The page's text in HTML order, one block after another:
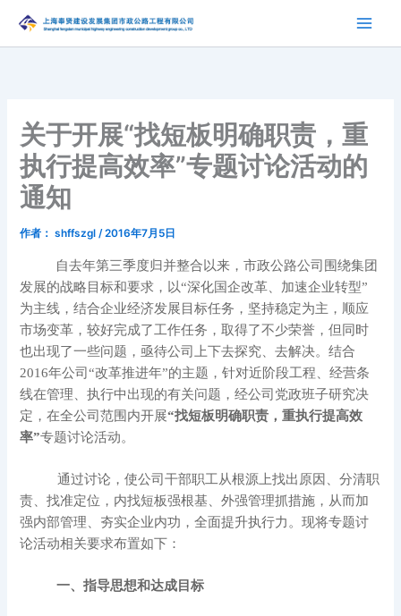
内
关于开展“找短板明确职责，重
执行提高效率”专题讨论活动的
通知
作者： shffszgl/2016年7月5日
自去年第三季度归并整合以来，市政公路公司围绕集团
发展的战略目标和要求，以“深化国企改革、加速企业转型”
为主线，结合企业经济发展目标任务，坚持稳定为主，顺应
市场变革，较好完成了工作任务，取得了不少荣誉 ，但同时
也出现了一些问题，亟待公司上下去探究、去解决。结合
2016年公司“改革推进年”的主题，针对近阶段工程、经营条
线在管理、执行中出现的有关问题，经公司党政班子研究决
定，在全公司范围内开展“找短板明确职责，重执行提高效
率”专题讨论活动。
通过讨论，使公司干部职工从根源上找出原因、分清职
责、找准定位，内找短板强根基、外强管理抓措施，从而加
强内部管理、夯实企业内功，全面提升执行力。现将专题讨
论活动相关要求布置如下：
一、指导思想和达成目标